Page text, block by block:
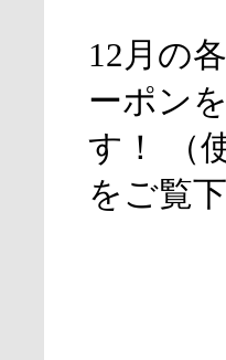
12月の
ーポン
す！ （
をご覧